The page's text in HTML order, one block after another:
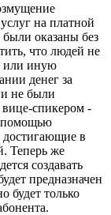
на платной
оказаны без
что людей не
или иную
денег за
и не были
спикером -
помощью
в
Теперь же
создавать
предназначен
будет только